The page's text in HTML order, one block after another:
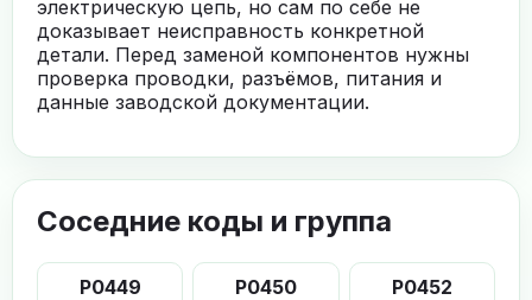
электрическую цепь, но сам по себе не
доказывает неисправность конкретной
детали. Перед заменой компонентов нужны
проверка проводки, разъёмов, питания и
данные заводской документации.
Соседние коды и группа
P0449 P0450 P0452